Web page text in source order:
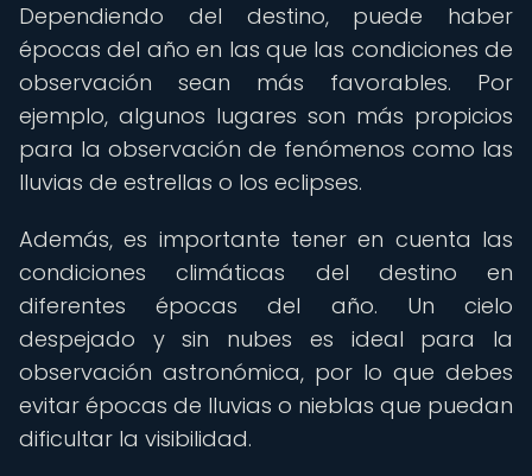
Dependiendo del destino, puede haber
épocas del año en las que las condiciones de
observación sean más favorables. Por
ejemplo, algunos lugares son más propicios
para la observación de fenómenos como las
lluvias de estrellas o los eclipses.
Además, es importante tener en cuenta las
condiciones climáticas del destino en
diferentes épocas del año. Un cielo
despejado y sin nubes es ideal para la
observación astronómica, por lo que debes
evitar épocas de lluvias o nieblas que puedan
dificultar la visibilidad.